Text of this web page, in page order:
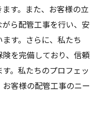
す。また、お客様の立
ら配管工事を行い、安
す。さらに、私たち
を完備しており、信頼
。私たちのプロフェッ
客様の配管工事のニー